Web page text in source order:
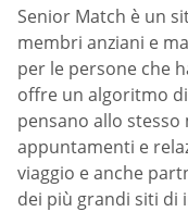
Senior Match è un
membri anziani e
per le persone che
offre un algoritmo
pensano allo
appuntamenti e
viaggio e anche
dei più grandi siti di